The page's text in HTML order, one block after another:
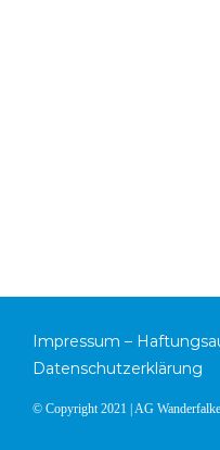
Impressum –
Datenschutzerklärung
© Copyright 2021 | AG